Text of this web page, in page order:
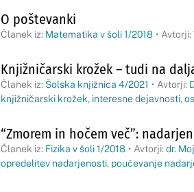
O poštevanki
Članek iz: Matematika v šoli 1/2018 • Avtorji:
Knjižničarski krožek – tudi na
Članek iz: Šolska knjižnica 4/2021 • Avtorji:
knjižničarski krožek, interesne dejavnosti,
“Zmorem in hočem več”:
Članek iz: Fizika v šoli 1/2018 • Avtorji: dr.
opredelitev nadarjenosti, poučevanje